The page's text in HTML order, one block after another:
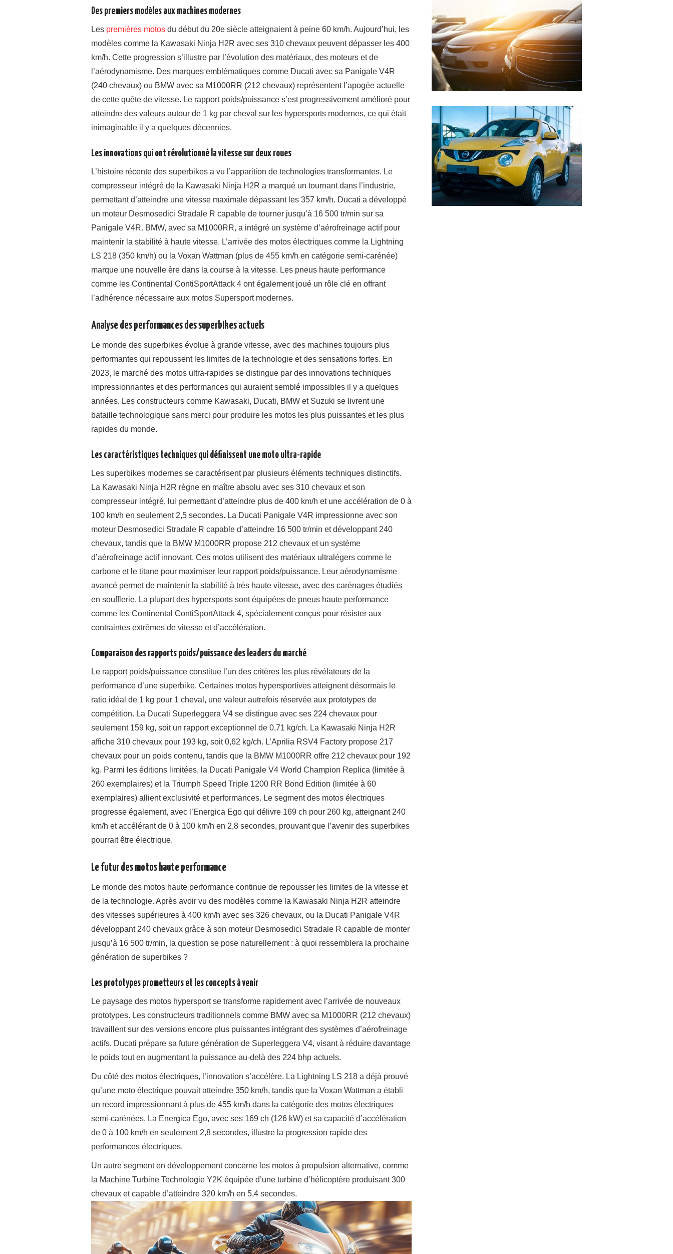
Des premiers modèles aux machines modernes
Les premières motos du début du 20e siècle atteignaient à peine 60 km/h. Aujourd’hui, les
modèles comme la Kawasaki Ninja H2R avec ses 310 chevaux peuvent dépasser les 400
km/h. Cette progression s’illustre par l’évolution des matériaux, des moteurs et de
l’aérodynamisme. Des marques emblématiques comme Ducati avec sa Panigale V4R
(240 chevaux) ou BMW avec sa M1000RR (212 chevaux) représentent l’apogée actuelle
de cette quête de vitesse. Le rapport poids/puissance s’est progressivement amélioré pour
atteindre des valeurs autour de 1 kg par cheval sur les hypersports modernes, ce qui était
inimaginable il y a quelques décennies.
Les innovations qui ont révolutionné la vitesse sur deux roues
L’histoire récente des superbikes a vu l’apparition de technologies transformantes. Le
compresseur intégré de la Kawasaki Ninja H2R a marqué un tournant dans l’industrie,
permettant d’atteindre une vitesse maximale dépassant les 357 km/h. Ducati a développé
un moteur Desmosedici Stradale R capable de tourner jusqu’à 16 500 tr/min sur sa
Panigale V4R. BMW, avec sa M1000RR, a intégré un système d’aérofreinage actif pour
maintenir la stabilité à haute vitesse. L’arrivée des motos électriques comme la Lightning
LS 218 (350 km/h) ou la Voxan Wattman (plus de 455 km/h en catégorie semi-carénée)
marque une nouvelle ère dans la course à la vitesse. Les pneus haute performance
comme les Continental ContiSportAttack 4 ont également joué un rôle clé en offrant
l’adhérence nécessaire aux motos Supersport modernes.
Analyse des performances des superbikes actuels
Le monde des superbikes évolue à grande vitesse, avec des machines toujours plus
performantes qui repoussent les limites de la technologie et des sensations fortes. En
2023, le marché des motos ultra-rapides se distingue par des innovations techniques
impressionnantes et des performances qui auraient semblé impossibles il y a quelques
années. Les constructeurs comme Kawasaki, Ducati, BMW et Suzuki se livrent une
bataille technologique sans merci pour produire les motos les plus puissantes et les plus
rapides du monde.
Les caractéristiques techniques qui définissent une moto ultra-rapide
Les superbikes modernes se caractérisent par plusieurs éléments techniques distinctifs.
La Kawasaki Ninja H2R règne en maître absolu avec ses 310 chevaux et son
compresseur intégré, lui permettant d’atteindre plus de 400 km/h et une accélération de 0 à
100 km/h en seulement 2,5 secondes. La Ducati Panigale V4R impressionne avec son
moteur Desmosedici Stradale R capable d’atteindre 16 500 tr/min et développant 240
chevaux, tandis que la BMW M1000RR propose 212 chevaux et un système
d’aérofreinage actif innovant. Ces motos utilisent des matériaux ultralégers comme le
carbone et le titane pour maximiser leur rapport poids/puissance. Leur aérodynamisme
avancé permet de maintenir la stabilité à très haute vitesse, avec des carénages étudiés
en soufflerie. La plupart des hypersports sont équipées de pneus haute performance
comme les Continental ContiSportAttack 4, spécialement conçus pour résister aux
contraintes extrêmes de vitesse et d’accélération.
Comparaison des rapports poids/puissance des leaders du marché
Le rapport poids/puissance constitue l’un des critères les plus révélateurs de la
performance d’une superbike. Certaines motos hypersportives atteignent désormais le
ratio idéal de 1 kg pour 1 cheval, une valeur autrefois réservée aux prototypes de
compétition. La Ducati Superleggera V4 se distingue avec ses 224 chevaux pour
seulement 159 kg, soit un rapport exceptionnel de 0,71 kg/ch. La Kawasaki Ninja H2R
affiche 310 chevaux pour 193 kg, soit 0,62 kg/ch. L’Aprilia RSV4 Factory propose 217
chevaux pour un poids contenu, tandis que la BMW M1000RR offre 212 chevaux pour 192
kg. Parmi les éditions limitées, la Ducati Panigale V4 World Champion Replica (limitée à
260 exemplaires) et la Triumph Speed Triple 1200 RR Bond Edition (limitée à 60
exemplaires) allient exclusivité et performances. Le segment des motos électriques
progresse également, avec l’Energica Ego qui délivre 169 ch pour 260 kg, atteignant 240
km/h et accélérant de 0 à 100 km/h en 2,8 secondes, prouvant que l’avenir des superbikes
pourrait être électrique.
Le futur des motos haute performance
Le monde des motos haute performance continue de repousser les limites de la vitesse et
de la technologie. Après avoir vu des modèles comme la Kawasaki Ninja H2R atteindre
des vitesses supérieures à 400 km/h avec ses 326 chevaux, ou la Ducati Panigale V4R
développant 240 chevaux grâce à son moteur Desmosedici Stradale R capable de monter
jusqu’à 16 500 tr/min, la question se pose naturellement : à quoi ressemblera la prochaine
génération de superbikes ?
Les prototypes prometteurs et les concepts à venir
Le paysage des motos hypersport se transforme rapidement avec l’arrivée de nouveaux
prototypes. Les constructeurs traditionnels comme BMW avec sa M1000RR (212 chevaux)
travaillent sur des versions encore plus puissantes intégrant des systèmes d’aérofreinage
actifs. Ducati prépare sa future génération de Superleggera V4, visant à réduire davantage
le poids tout en augmentant la puissance au-delà des 224 bhp actuels.
Du côté des motos électriques, l’innovation s’accélère. La Lightning LS 218 a déjà prouvé
qu’une moto électrique pouvait atteindre 350 km/h, tandis que la Voxan Wattman a établi
un record impressionnant à plus de 455 km/h dans la catégorie des motos électriques
semi-carénées. La Energica Ego, avec ses 169 ch (126 kW) et sa capacité d’accélération
de 0 à 100 km/h en seulement 2,8 secondes, illustre la progression rapide des
performances électriques.
Un autre segment en développement concerne les motos à propulsion alternative, comme
la Machine Turbine Technologie Y2K équipée d’une turbine d’hélicoptère produisant 300
chevaux et capable d’atteindre 320 km/h en 5,4 secondes.